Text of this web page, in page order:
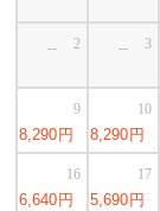
-- 2 -- 3
8,290円
9
8,290円
10
6,640円
16
5,690円
17